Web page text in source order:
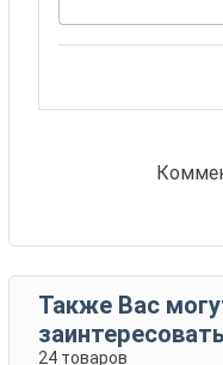
Также Вас
заинтересовать
24 товаров